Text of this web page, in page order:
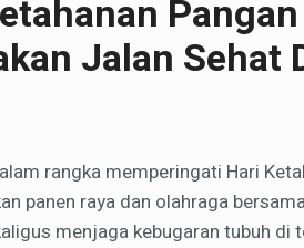
Jalan Sehat
rangka memperingati Hari
panen raya dan olahraga
menjaga kebugaran tubuh di